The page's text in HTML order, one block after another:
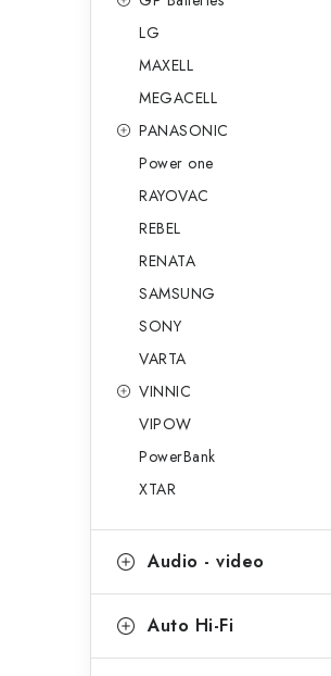
LG
MAXELL
MEGACELL
PANASONIC
Power one
RAYOVAC
REBEL
RENATA
SAMSUNG
SONY
VARTA
VINNIC
VIPOW
PowerBank
XTAR
Audio - video
Auto Hi-Fi